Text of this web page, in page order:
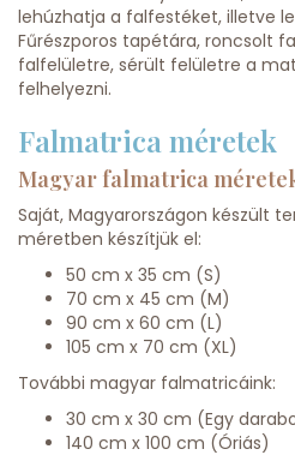
lehúzhatja a falfestéket, illetve
Fűrészporos tapétára, roncsolt
falfelületre, sérült felületre a
felhelyezni.
Falmatrica méretek
Magyar falmatrica
Saját, Magyarországon készült
méretben készítjük el:
50 cm x 35 cm (S)
70 cm x 45 cm (M)
90 cm x 60 cm (L)
105 cm x 70 cm (XL)
További magyar falmatricáink:
30 cm x 30 cm (Egy
140 cm x 100 cm (Óriás)